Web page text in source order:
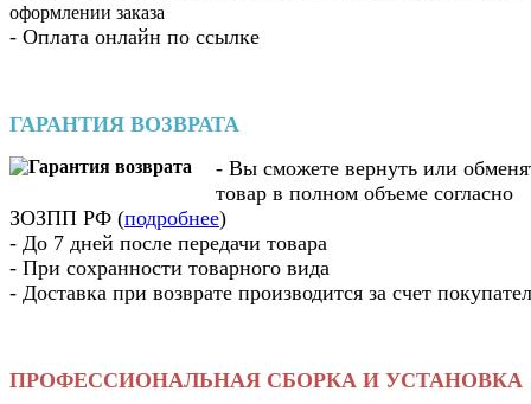
оформлении заказа
- Оплата онлайн по ссылке
ГАРАНТИЯ ВОЗВРАТА
- Вы cможете вернуть или
товар в полном объеме согласно
ЗОЗПП РФ (подробнее)
- До 7 дней после передачи товара
- При сохранности товарного вида
- Доставка при возврате производится за счет
ПРОФЕССИОНАЛЬНАЯ СБОРКА И УСТАНОВКА